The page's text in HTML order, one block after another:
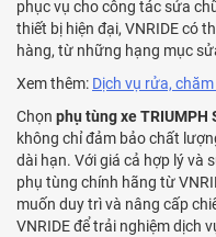
phục vụ cho công tác sửa
thiết bị hiện đại, VNRIDE có
hàng, từ những hạng mục
Xem thêm: Dịch vụ rửa,
Chọn phụ tùng xe TRIUMPH
không chỉ đảm bảo chất
dài hạn. Với giá cả hợp lý và
phụ tùng chính hãng từ
muốn duy trì và nâng cấp
VNRIDE để trải nghiệm dịch